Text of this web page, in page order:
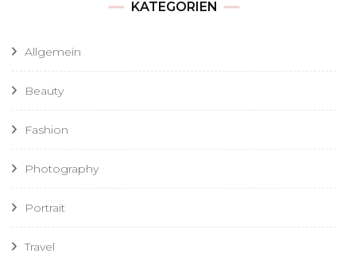
KATEGORIEN
Allgemein
Beauty
Fashion
Photography
Portrait
Travel